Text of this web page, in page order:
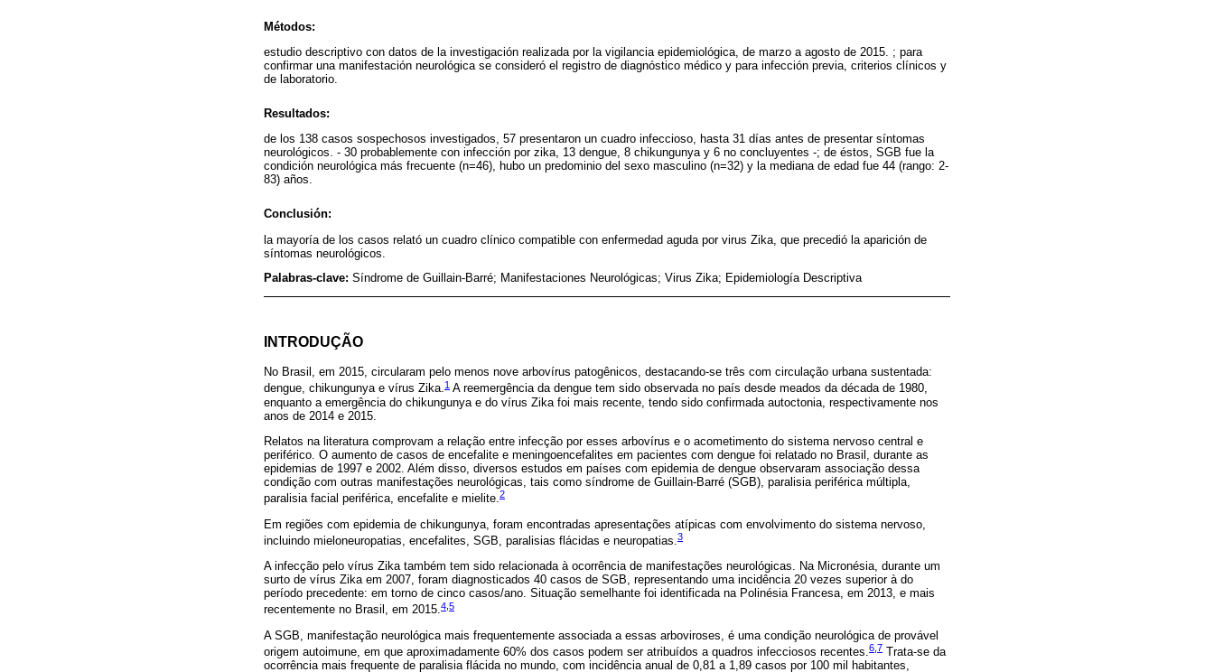
Métodos:
estudio descriptivo con datos de la investigación realizada por la vigilancia epidemiológica, de marzo a agosto de 2015. ; para
confirmar una manifestación neurológica se consideró el registro de diagnóstico médico y para infección previa, criterios clínicos y
de laboratorio.
Resultados:
de los 138 casos sospechosos investigados, 57 presentaron un cuadro infeccioso, hasta 31 días antes de presentar síntomas
neurológicos. - 30 probablemente con infección por zika, 13 dengue, 8 chikungunya y 6 no concluyentes -; de éstos, SGB fue la
condición neurológica más frecuente (n=46), hubo un predominio del sexo masculino (n=32) y la mediana de edad fue 44 (rango: 2-
83) años.
Conclusión:
la mayoría de los casos relató un cuadro clínico compatible con enfermedad aguda por virus Zika, que precedió la aparición de
síntomas neurológicos.
Palabras-clave: Síndrome de Guillain-Barré; Manifestaciones Neurológicas; Virus Zika; Epidemiología Descriptiva
INTRODUÇÃO
No Brasil, em 2015, circularam pelo menos nove arbovírus patogênicos, destacando-se três com circulação urbana sustentada:
dengue, chikungunya e vírus Zika.1 A reemergência da dengue tem sido observada no país desde meados da década de 1980,
enquanto a emergência do chikungunya e do vírus Zika foi mais recente, tendo sido confirmada autoctonia, respectivamente nos
anos de 2014 e 2015.
Relatos na literatura comprovam a relação entre infecção por esses arbovírus e o acometimento do sistema nervoso central e
periférico. O aumento de casos de encefalite e meningoencefalites em pacientes com dengue foi relatado no Brasil, durante as
epidemias de 1997 e 2002. Além disso, diversos estudos em países com epidemia de dengue observaram associação dessa
condição com outras manifestações neurológicas, tais como síndrome de Guillain-Barré (SGB), paralisia periférica múltipla,
paralisia facial periférica, encefalite e mielite.2
Em regiões com epidemia de chikungunya, foram encontradas apresentações atípicas com envolvimento do sistema nervoso,
incluindo mieloneuropatias, encefalites, SGB, paralisias flácidas e neuropatias.3
A infecção pelo vírus Zika também tem sido relacionada à ocorrência de manifestações neurológicas. Na Micronésia, durante um
surto de vírus Zika em 2007, foram diagnosticados 40 casos de SGB, representando uma incidência 20 vezes superior à do
período precedente: em torno de cinco casos/ano. Situação semelhante foi identificada na Polinésia Francesa, em 2013, e mais
recentemente no Brasil, em 2015.4 5
A SGB, manifestação neurológica mais frequentemente associada a essas arboviroses, é uma condição neurológica de provável
origem autoimune, em que aproximadamente 60% dos casos podem ser atribuídos a quadros infecciosos recentes.6 7 Trata-se da
ocorrência mais frequente de paralisia flácida no mundo, com incidência anual de 0,81 a 1,89 casos por 100 mil habitantes,